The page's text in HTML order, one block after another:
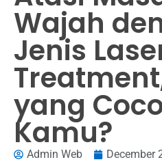
Wajah
Jenis
yang
Kamu?
Admin Web December